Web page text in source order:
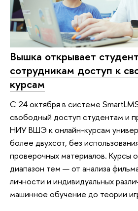
Вышка открывает
сотрудникам доступ к
курсам
С 24 октября в системе
свободный доступ студентам и
НИУ ВШЭ к онлайн-курсам
более двухсот, без
проверочных материалов. Курсы
диапазон тем — от анализа
личности и индивидуальных
машинное обучение до теории